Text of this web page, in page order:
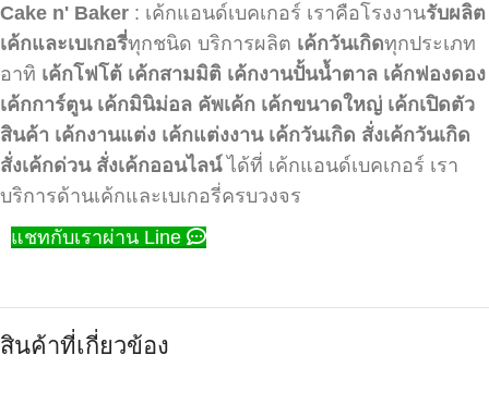
Cake n' Baker : เค้กแอนด์เบคเกอร์ เราคือโรงงานรับผลิต
เค้กและเบเกอรี่ทุกชนิด บริการผลิต เค้กวันเกิดทุกประเภท
อาทิ เค้กโฟโต้ เค้กสามมิติ เค้กงานปั้นน้ำตาล เค้กฟองดอง
เค้กการ์ตูน เค้กมินิม่อล คัพเค้ก เค้กขนาดใหญ่ เค้กเปิดตัว
สินค้า เค้กงานแต่ง เค้กแต่งงาน เค้กวันเกิด สั่งเค้กวันเกิด
สั่งเค้กด่วน สั่งเค้กออนไลน์ได้ที่ เค้กแอนด์เบคเกอร์ เรา
บริการด้านเค้กและเบเกอรี่ครบวงจร
แชทกับเราผ่าน Line
สินค้าที่เกี่ยวข้อง